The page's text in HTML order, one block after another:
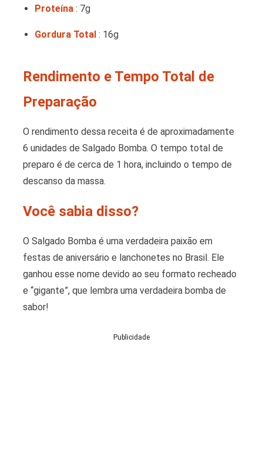
Proteína : 7g
Gordura Total : 16g
Rendimento e Tempo Total de
Preparação
O rendimento dessa receita é de aproximadamente
6 unidades de Salgado Bomba. O tempo total de
preparo é de cerca de 1 hora, incluindo o tempo de
descanso da massa.
Você sabia disso?
O Salgado Bomba é uma verdadeira paixão em
festas de aniversário e lanchonetes no Brasil. Ele
ganhou esse nome devido ao seu formato recheado
e “gigante”, que lembra uma verdadeira bomba de
sabor!
Publicidade